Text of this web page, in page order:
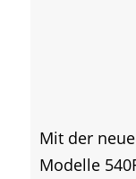
Mit der
Modelle